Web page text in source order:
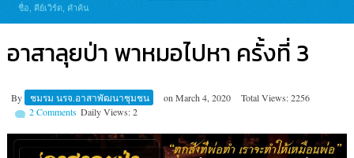
ชื่อ, คีย์เวิร์ด, คำค้น
อาสาลุยป่า พาหมอไปหา ครั้งที่ 3
By ชมรม นรจ.อาสาพัฒนาชุมชน on March 4, 2020
Total Views: 2256
Daily Views: 2
2 Comments